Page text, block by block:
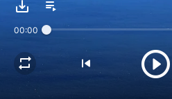
Jika p'mahamanmu
dengan huruf dan
dengan yang kau
00:00